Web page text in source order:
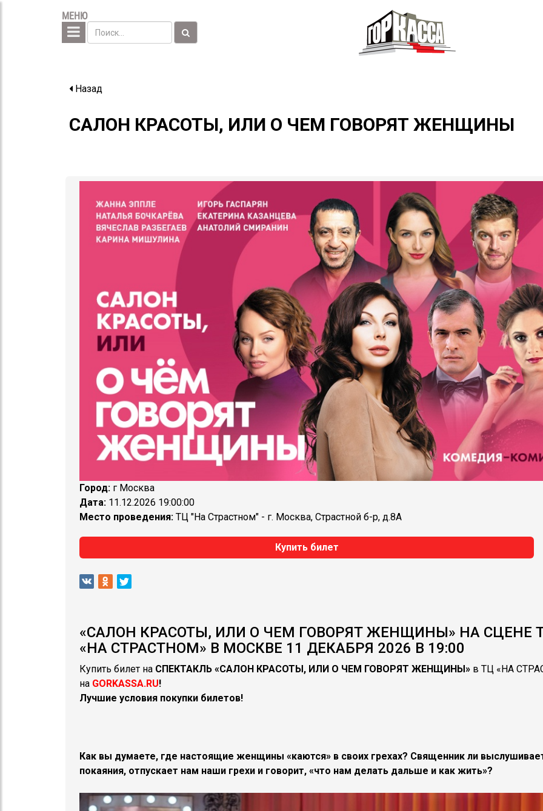
МЕНЮ
Назад
САЛОН КРАСОТЫ, ИЛИ О ЧЕМ ГОВОРЯТ ЖЕНЩИНЫ
Город: г Москва
Дата: 11.12.2026 19:00:00
Место проведения: ТЦ "На Страстном" - г. Москва, Страстной б-р, д.8А
Купить билет
«САЛОН КРАСОТЫ, ИЛИ О ЧЕМ ГОВОРЯТ ЖЕНЩИНЫ» НА СЦЕНЕ
«НА СТРАСТНОМ» В МОСКВЕ 11 ДЕКАБРЯ 2026 В 19:00
Купить билет на СПЕКТАКЛЬ «САЛОН КРАСОТЫ, ИЛИ О ЧЕМ ГОВОРЯТ ЖЕНЩИНЫ» в ТЦ «НА
на GORKASSA.RU!
Лучшие условия покупки билетов!
Как вы думаете, где настоящие женщины «каются» в своих грехах? Священник ли
покаяния, отпускает нам наши грехи и говорит, «что нам делать дальше и как жить»?